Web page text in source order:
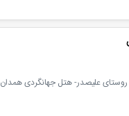
علیصدر- هتل جهانگردی همدان